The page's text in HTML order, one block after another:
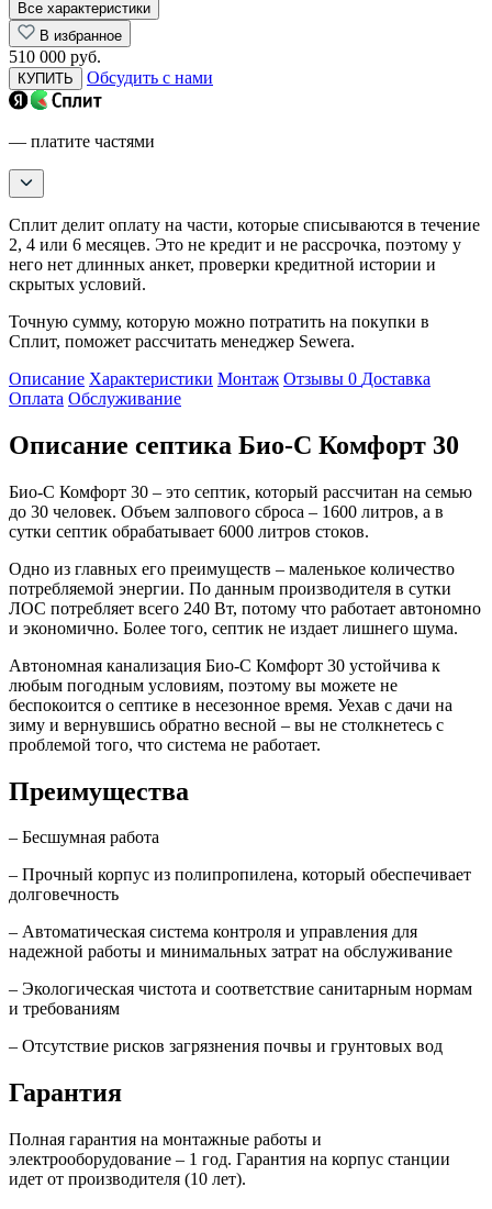
Все характеристики
В избранное
510 000 руб.
КУПИТЬ Обсудить с нами
— платите частями
Сплит делит оплату на части, которые списываются в течение
2, 4 или 6 месяцев. Это не кредит и не рассрочка, поэтому у
него нет длинных анкет, проверки кредитной истории и
скрытых условий.
Точную сумму, которую можно потратить на покупки в
Сплит, поможет рассчитать менеджер Sewera.
Описание Характеристики Монтаж Отзывы 0 Доставка
Оплата Обслуживание
Описание септика Био-С Комфорт 30
Био-С Комфорт 30 – это септик, который рассчитан на семью
до 30 человек. Объем залпового сброса – 1600 литров, а в
сутки септик обрабатывает 6000 литров стоков.
Одно из главных его преимуществ – маленькое количество
потребляемой энергии. По данным производителя в сутки
ЛОС потребляет всего 240 Вт, потому что работает автономно
и экономично. Более того, септик не издает лишнего шума.
Автономная канализация Био-С Комфорт 30 устойчива к
любым погодным условиям, поэтому вы можете не
беспокоится о септике в несезонное время. Уехав с дачи на
зиму и вернувшись обратно весной – вы не столкнетесь с
проблемой того, что система не работает.
Преимущества
– Бесшумная работа
– Прочный корпус из полипропилена, который обеспечивает
долговечность
– Автоматическая система контроля и управления для
надежной работы и минимальных затрат на обслуживание
– Экологическая чистота и соответствие санитарным нормам
и требованиям
– Отсутствие рисков загрязнения почвы и грунтовых вод
Гарантия
Полная гарантия на монтажные работы и
электрооборудование – 1 год. Гарантия на корпус станции
идет от производителя (10 лет).